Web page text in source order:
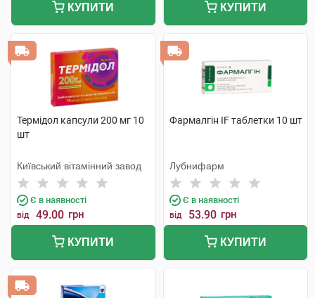
КУПИТИ КУПИТИ
Термідол капсули 200 мг 10
шт
Київський вітамінний завод
Є в наявності
від 49.00 грн
КУПИТИ
Фармалгін IF таблетки 10 шт
Лубнифарм
Є в наявності
від 53.90 грн
КУПИТИ